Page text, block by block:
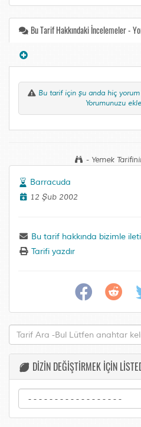
Bu Tarif Hakkındaki İncelemeler -
Bu tarif için şu anda hiç
Yorumunuzu
- Yemek
Barracuda
12 Şub 2002
Bu tarif hakkında bizimle
Tarifi yazdır
DİZİN DEĞİŞTİRMEK İÇİN